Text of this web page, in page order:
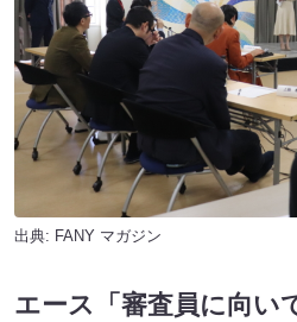
出典: FANY マガジン
エース「審査員に向い